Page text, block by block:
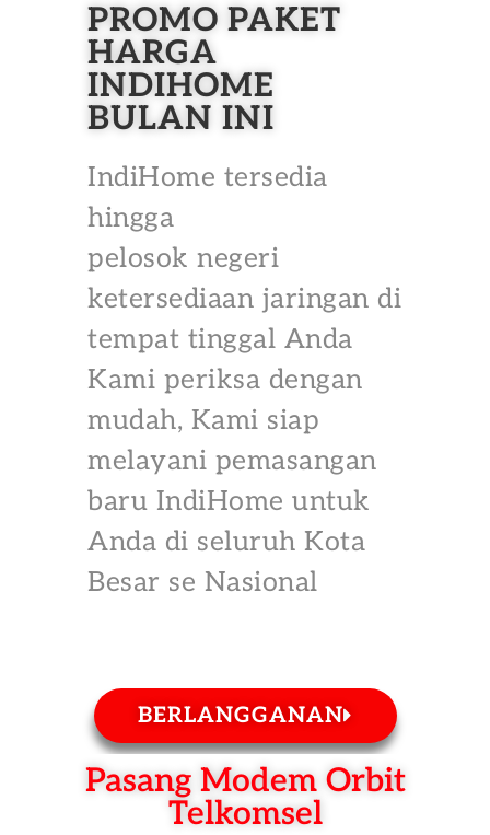
PROMO PAKET
HARGA
INDIHOME
BULAN INI
IndiHome tersedia
hingga
pelosok negeri
ketersediaan jaringan di
tempat tinggal Anda
Kami periksa dengan
mudah, Kami siap
melayani pemasangan
baru IndiHome untuk
Anda di seluruh Kota
Besar se Nasional
BERLANGGANAN
Pasang Modem Orbit
Telkomsel